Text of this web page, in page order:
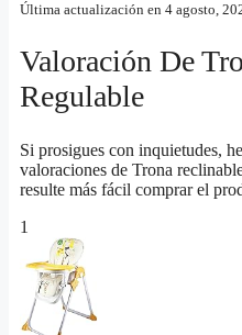
Última actualización en 4 agosto,
Valoración De
Regulable
Si prosigues con inquietudes,
valoraciones de Trona
resulte más fácil comprar el
1